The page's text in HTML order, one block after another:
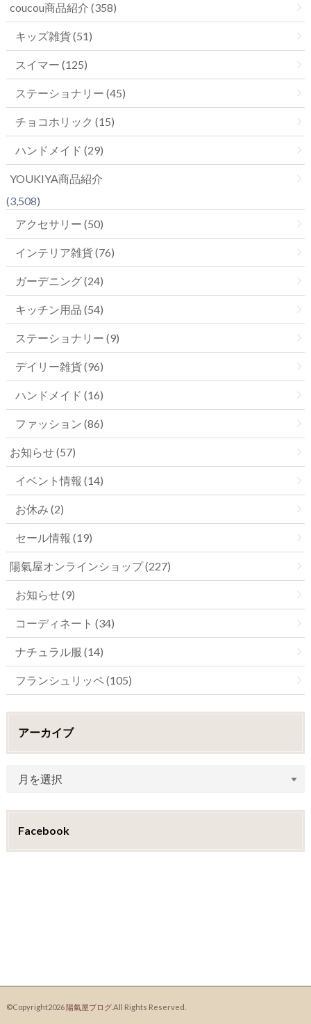
coucou商品紹介 (358)
キッズ雑貨 (51)
スイマー (125)
ステーショナリー (45)
チョコホリック (15)
ハンドメイド (29)
YOUKIYA商品紹介
(3,508)
アクセサリー (50)
インテリア雑貨 (76)
ガーデニング (24)
キッチン用品 (54)
ステーショナリー (9)
デイリー雑貨 (96)
ハンドメイド (16)
ファッション (86)
お知らせ (57)
イベント情報 (14)
お休み (2)
セール情報 (19)
陽氣屋オンラインショップ (227)
お知らせ (9)
コーディネート (34)
ナチュラル服 (14)
フランシュリッペ (105)
アーカイブ
Facebook
©Copyright2026陽氣屋ブログ.All Rights Reserved.